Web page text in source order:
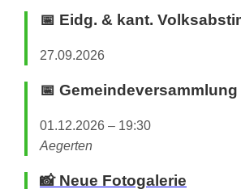
📅 Eidg. & kant.
27.09.2026
📅 Gemeindeversammlung
01.12.2026 – 19:30
Aegerten
📸 Neue Fotogalerie